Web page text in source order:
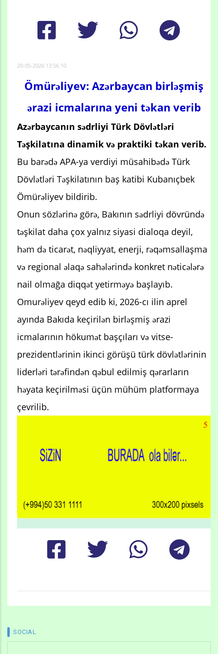
20-05-2026 13:56:10
Ömürəliyev: Azərbaycan birləşmiş
ərazi icmalarına yeni təkan verib
Azərbaycanın sədrliyi Türk Dövlətləri
Təşkilatına dinamik və praktiki təkan verib.
Bu barədə APA-ya verdiyi müsahibədə Türk
Dövlətləri Təşkilatının baş katibi Kubanıçbek
Ömürəliyev bildirib.
Onun sözlərinə görə, Bakının sədrliyi dövründə
təşkilat daha çox yalnız siyasi dialoqa deyil,
həm də ticarət, nəqliyyat, enerji, rəqəmsallaşma
və regional əlaqə sahələrində konkret nəticələrə
nail olmağa diqqət yetirməyə başlayıb.
Omurəliyev qeyd edib ki, 2026-cı ilin aprel
ayında Bakıda keçirilən birləşmiş ərazi
icmalarının hökumət başçıları və vitse-
prezidentlərinin ikinci görüşü türk dövlətlərinin
liderləri tərəfindən qəbul edilmiş qərarların
həyata keçirilməsi üçün mühüm platformaya
çevrilib.
SOCIAL